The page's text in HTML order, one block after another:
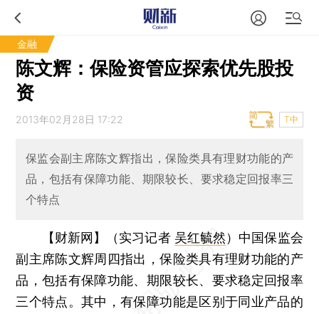
金融
陈文辉：保险资管应探索优先股投
资
2013年02月28日 17:22 T中
保监会副主席陈文辉指出，保险类具有理财功能的产
品，包括有保障功能、期限较长、要求稳定回报率三
个特点
【财新网】（实习记者 吴红毓然） 中国保监会
副主席陈文辉周四指出，保险类具有理财功能的产
品，包括有保障功能、期限较长、要求稳定回报率
三个特点。其中，有保障功能是区别于同业产品的